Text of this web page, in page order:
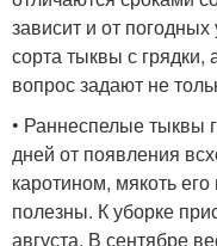
зависит и от
сорта тыквы с грядки,
вопрос задают не
• Раннеспелые тыквы
дней от появления
каротином, мякоть
полезны. К уборке
августа. В сентябре